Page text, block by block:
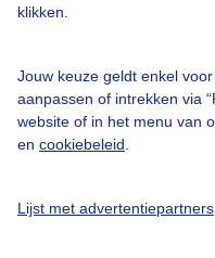
klikken.
Jouw keuze geldt enkel
aanpassen of intrekken via
website of in het menu van
en cookiebeleid
Lijst met advertentiepartners
Adverteren
Privacy beleid
Cookie beleid